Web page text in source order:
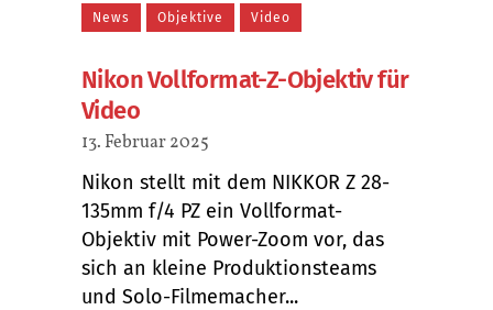
News Objektive Video
Nikon Vollformat-Z-Objektiv für
Video
13. Februar 2025
Nikon stellt mit dem NIKKOR Z 28-
135mm f/4 PZ ein Vollformat-
Objektiv mit Power-Zoom vor, das
sich an kleine Produktionsteams
und Solo-Filmemacher...